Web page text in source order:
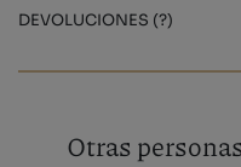
DEVOLUCIONES (?)
Otras